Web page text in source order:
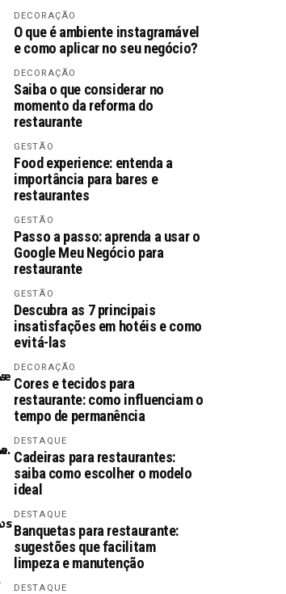
DECORAÇÃO
O que é ambiente instagramável
e como aplicar no seu negócio?
DECORAÇÃO
Saiba o que considerar no
momento da reforma do
restaurante
GESTÃO
Food experience: entenda a
importância para bares e
restaurantes
GESTÃO
Passo a passo: aprenda a usar o
Google Meu Negócio para
restaurante
GESTÃO
Descubra as 7 principais
insatisfações em hotéis e como
evitá-las
DECORAÇÃO
Cores e tecidos para
restaurante: como influenciam o
tempo de permanência
DESTAQUE
Cadeiras para restaurantes:
saiba como escolher o modelo
ideal
DESTAQUE
Banquetas para restaurante:
sugestões que facilitam
limpeza e manutenção
DESTAQUE